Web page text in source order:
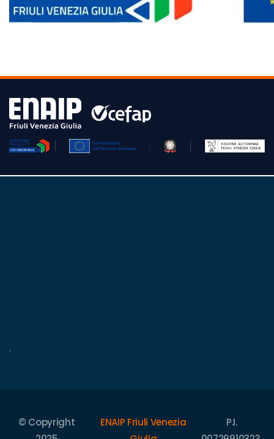
.
© Copyright
ENAIP Friuli Venezia
P.I.